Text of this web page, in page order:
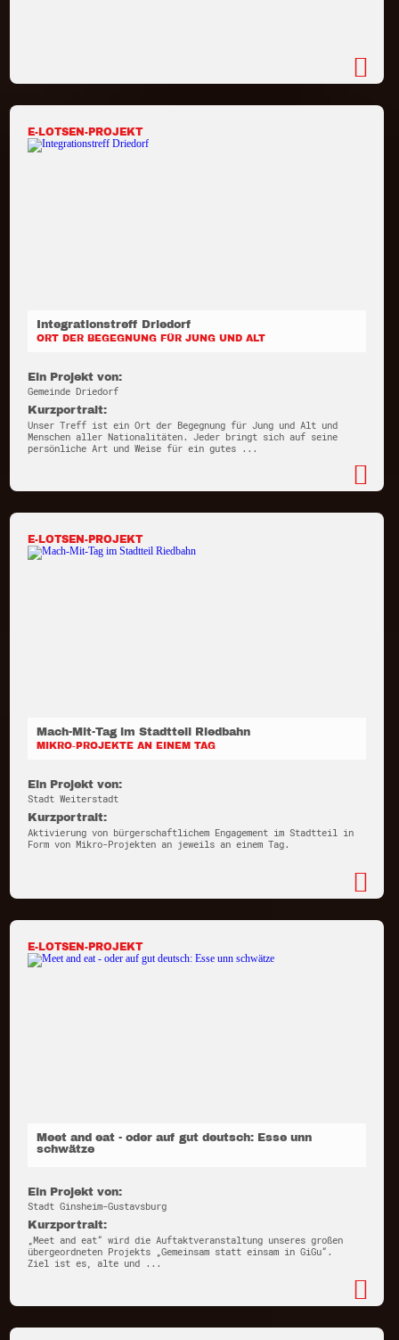
E-LOTSEN-PROJEKT
Integrationstreff Driedorf
ORT DER BEGEGNUNG FÜR JUNG UND ALT
Ein Projekt von:
Gemeinde Driedorf
Kurzportrait:
Unser Treff ist ein Ort der Begegnung für Jung und Alt und
Menschen aller Nationalitäten. Jeder bringt sich auf seine
persönliche Art und Weise für ein gutes ...
E-LOTSEN-PROJEKT
Mach-Mit-Tag im Stadtteil Riedbahn
MIKRO-PROJEKTE AN EINEM TAG
Ein Projekt von:
Stadt Weiterstadt
Kurzportrait:
Aktivierung von bürgerschaftlichem Engagement im Stadtteil in
Form von Mikro-Projekten an jeweils an einem Tag.
E-LOTSEN-PROJEKT
Meet and eat - oder auf gut deutsch: Esse unn
schwätze
Ein Projekt von:
Stadt Ginsheim-Gustavsburg
Kurzportrait:
„Meet and eat“ wird die Auftaktveranstaltung unseres großen
übergeordneten Projekts „Gemeinsam statt einsam in GiGu“.
Ziel ist es, alte und ...